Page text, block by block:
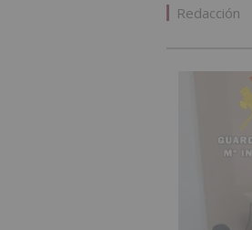
Redacción